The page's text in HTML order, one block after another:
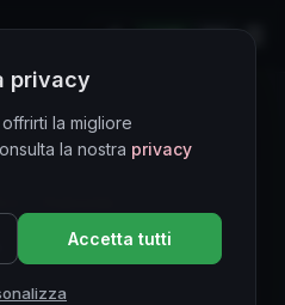
LIVE
privacy
la migliore
la nostra privacy
Accetta tutti